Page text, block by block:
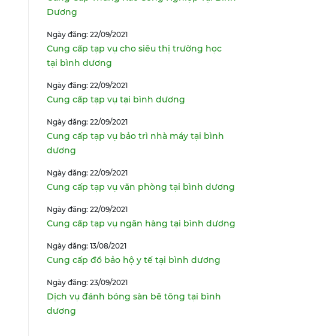
Dương
Ngày đăng: 22/09/2021
Cung cấp tạp vụ cho siêu thị trường học
tại bình dương
Ngày đăng: 22/09/2021
Cung cấp tạp vụ tại bình dương
Ngày đăng: 22/09/2021
Cung cấp tạp vụ bảo trì nhà máy tại bình
dương
Ngày đăng: 22/09/2021
Cung cấp tạp vụ văn phòng tại bình dương
Ngày đăng: 22/09/2021
Cung cấp tạp vụ ngân hàng tại bình dương
Ngày đăng: 13/08/2021
Cung cấp đồ bảo hộ y tế tại bình dương
Ngày đăng: 23/09/2021
Dịch vụ đánh bóng sàn bê tông tại bình
dương